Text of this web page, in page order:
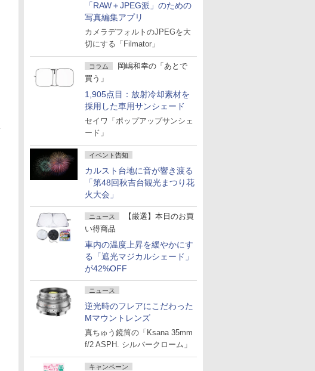
「RAW＋JPEG派」のための
写真編集アプリ
カメラデフォルトのJPEGを大
切にする「Filmator」
コラム
岡嶋和幸の「あとで
買う」
1,905点目：放射冷却素材を
採用した車用サンシェード
セイワ「ポップアップサンシェ
ード」
イベント告知
カルスト台地に音が響き渡る
「第48回秋吉台観光まつり花
火大会」
ニュース
【厳選】本日のお買
い得商品
車内の温度上昇を緩やかにす
る「遮光マジカルシェード」
が42%OFF
ニュース
逆光時のフレアにこだわった
Mマウントレンズ
真ちゅう鏡筒の「Ksana 35mm
f/2 ASPH. シルバークローム」
キャンペーン